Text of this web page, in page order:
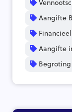
Aangifte
Aangifte
Begroting